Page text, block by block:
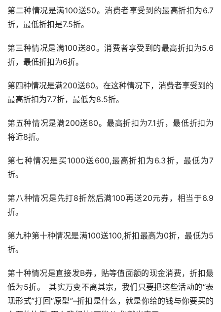
第二种情况是满100送50。消费者享受到的最高折扣为6.7
折，最低折扣是7.5折。
第三种情况是满100送80。消费者享受到的最高折扣为5.6
折，最低折扣为6折。
第四种情况是满200送60。在这种情况下，消费者享受到的
最高折扣为7.7折，最低为8.5折。
第五种情况是满200送80。最高折扣为7.1折，最低折扣为
将近8折。
第七种情况是买1000送600,最高折扣为6.3折，最低为7
折。
第八种情况是先打8折然后满100再送20元券，相当于6.9
折。
第九种第十种情况是满100送100,折扣最高为0折，最低为5
折。
第十种情况是直接发B券，贴等值面额的现金消费，折扣最
低为5折。 其实万变不离其宗，我们只要把这些活动的“表
现形式”打回“原型”–折扣是什么，就是你给的钱与你要买的